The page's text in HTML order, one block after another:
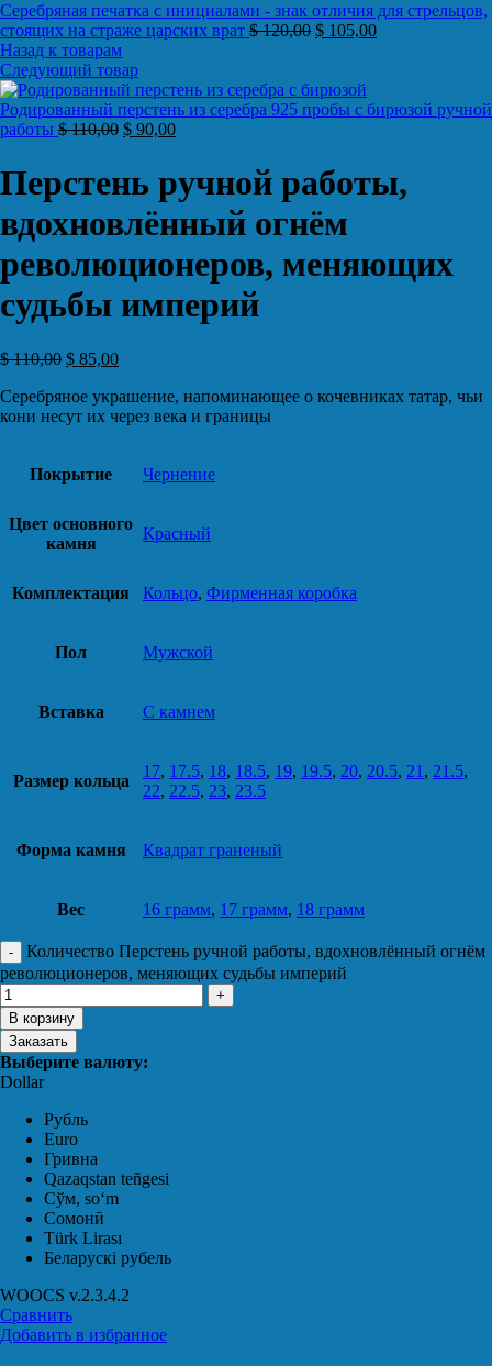
Серебряная печатка с инициалами - знак отличия для стрельцов,
стоящих на страже царских врат $120,00 $ 105,00
Назад к товарам
Следующий товар
Родированный перстень из серебра 925 пробы с бирюзой ручной
работы $110,00 $ 90,00
Перстень ручной работы,
вдохновлённый огнём
революционеров, меняющих
судьбы империй
$110,00 $ 85,00
Серебряное украшение, напоминающее о кочевниках татар, чьи
кони несут их через века и границы
Покрытие Чернение
Цвет основного
камня
Красный
Комплектация Кольцо, Фирменная коробка
Пол Мужской
Вставка С камнем
Размер кольца
17, 17.5, 18, 18.5, 19, 19.5, 20, 20.5, 21 , 21.5,
22, 22.5, 23, 23.5
Форма камня Квадрат граненый
Вес 16 грамм, 17 грамм, 18 грамм
Количество Перстень ручной работы, вдохновлённый огнём
революционеров, меняющих судьбы империй
В корзину
Заказать
Выберите валюту:
Dollar
Рубль
Euro
Гривна
Qazaqstan teñgesi
Сўм, soʻm
Сомонӣ
Türk Lirası
Беларускі рубель
WOOCS v.2.3.4.2
Сравнить
Добавить в избранное